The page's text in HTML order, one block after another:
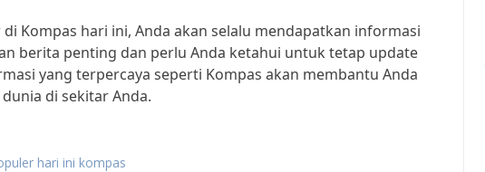
Kompas hari ini, Anda akan selalu mendapatkan informasi
berita penting dan perlu Anda ketahui untuk tetap update
yang terpercaya seperti Kompas akan membantu Anda
di sekitar Anda.
hari ini kompas